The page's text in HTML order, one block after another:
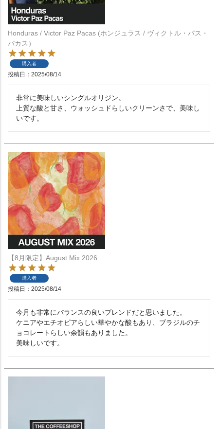
Honduras / Victor Paz Pacas (ホンジュラス / ヴィクトル・パス・
パカス）
購入者
投稿日 2025/08/14
非常に美味しいシングルオリジン。
上質な酸と甘さ、ウォッシュドらしいクリーンさで、美味し
いです。
【8月限定】August Mix 2026
購入者
投稿日 2025/08/14
今月も非常にバランスの良いブレンドだと思いました。
ケニアやエチオピアらしい華やかな酸もあり、ブラジルのチ
ョコレートらしい余韻もありました。
美味しいです。